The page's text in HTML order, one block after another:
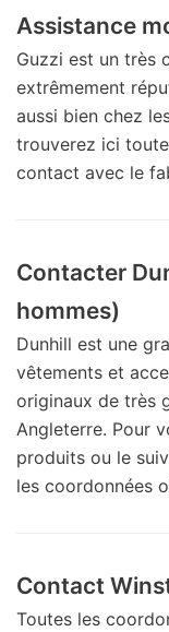
Assistance
Guzzi est un très
extrêmement
aussi bien chez
trouverez ici
contact avec le
Contacter
hommes)
Dunhill est une
vêtements et
originaux de très
Angleterre. Pour
produits ou le
les coordonnées
Contact
Toutes les